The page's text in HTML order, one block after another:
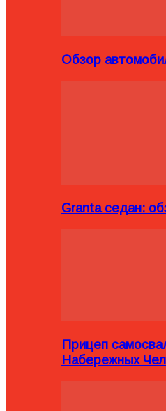
Обзор
Granta седан:
Прицеп
Набережных